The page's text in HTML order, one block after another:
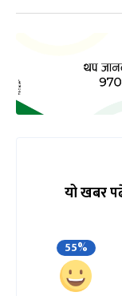
यो खबर
55%